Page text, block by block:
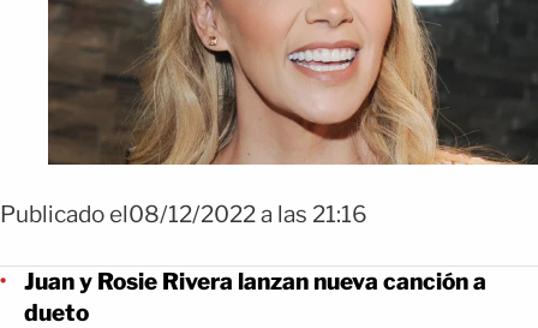
Publicado el08/12/2022 a las 21:16
Juan y Rosie Rivera lanzan nueva canción a
dueto